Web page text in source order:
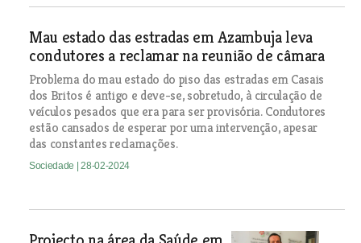
Mau estado das estradas em Azambuja leva
condutores a reclamar na reunião de câmara
Problema do mau estado do piso das estradas em Casais
dos Britos é antigo e deve-se, sobretudo, à circulação de
veículos pesados que era para ser provisória. Condutores
estão cansados de esperar por uma intervenção, apesar
das constantes reclamações.
Sociedade | 28-02-2024